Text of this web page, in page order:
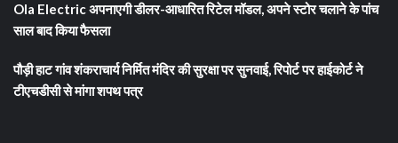
Ola Electric अपनाएगी डीलर-आधारित रिटेल मॉडल, अपने स्टोर चलाने के पांच
साल बाद किया फैसला
पौड़ी हाट गांव शंकराचार्य निर्मित मंदिर की सुरक्षा पर सुनवाई, रिपोर्ट पर हाईकोर्ट ने
टीएचडीसी से मांगा शपथ पत्र